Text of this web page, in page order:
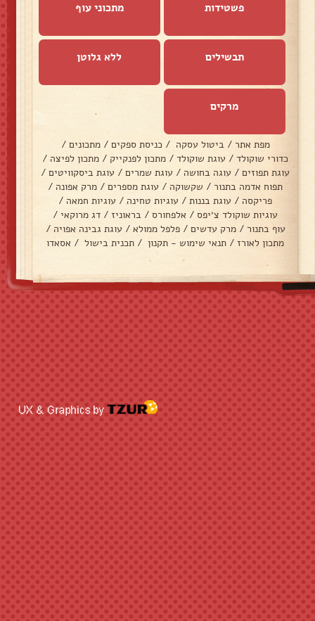
פשטידות מתכוני עוף
תבשילים ללא גלוטן
מרקים
מפת אתר / ביטול עסקה / כניסת ספקים / מתכונים /
כדורי שוקולד / עוגת שוקולד / מתכון לפנקייק / מתכון לפיצה /
עוגת תפוזים / עוגה בחושה / עוגת שמרים / עוגת ביסקוויטים /
תפוח אדמה בתנור / שקשוקה / עוגת מספרים / מרק אפונה /
פריקסה / עוגת בננות / עוגיות טחינה / עוגיות חמאה /
עוגיות שוקולד צ׳יפס / אלפחורס / בראוניז / דג מרוקאי /
עוף בתנור / מרק עדשים / פלפל ממולא / עוגת גבינה אפויה /
מתכון לאורז / תנאי שימוש - תקנון / תכנית בישול / אסאדו